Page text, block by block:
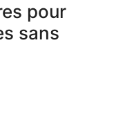
pour
sans